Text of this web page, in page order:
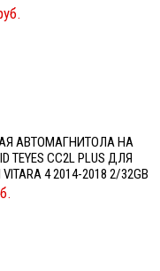
АВТОМАГНИТОЛА НА
TEYES CC2L PLUS ДЛЯ
VITARA 4 2014-2018 2/32GB